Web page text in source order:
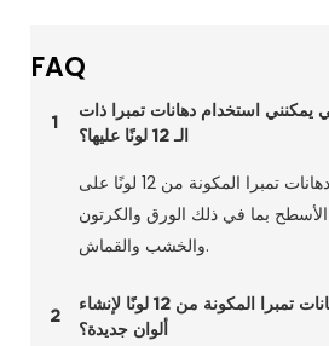
FAQ
1
يمكنني استخدام دهانات تمبرا ذات
الـ 12 لونًا عليها؟
يمكن استخدام دهانات تمبرا المكونة من 12 لونًا على
بما في ذلك الورق والكرتون
والخشب والقماش.
2
هل يمكن خلط دهانات تمبرا المكونة من 12 لونًا لإنشاء
ألوان جديدة؟